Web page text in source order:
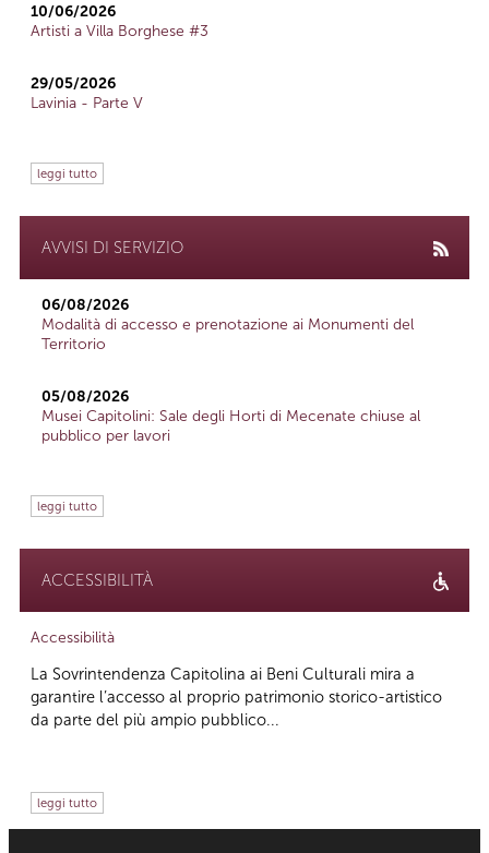
10/06/2026
Artisti a Villa Borghese #3
29/05/2026
Lavinia - Parte V
leggi tutto
AVVISI DI SERVIZIO
06/08/2026
Modalità di accesso e prenotazione ai Monumenti del
Territorio
05/08/2026
Musei Capitolini: Sale degli Horti di Mecenate chiuse al
pubblico per lavori
leggi tutto
ACCESSIBILITÀ
Accessibilità
La Sovrintendenza Capitolina ai Beni Culturali mira a
garantire l’accesso al proprio patrimonio storico-artistico
da parte del più ampio pubblico...
leggi tutto